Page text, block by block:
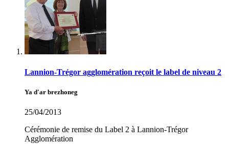
Lannion-Trégor agglomération reçoit le label de niveau 2
Ya d'ar brezhoneg
25/04/2013
Cérémonie de remise du Label 2 à Lannion-Trégor
Agglomération